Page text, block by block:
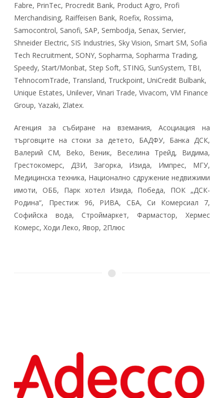
Fabre, PrinTec, Procredit Bank, Product Agro, Profi
Merchandising, Raiffeisen Bank, Roefix, Rossima,
Samocontrol, Sanofi, SAP, Sembodja, Senax, Servier,
Shneider Electric, SIS Industries, Sky Vision, Smart SM, Sofia
Tech Recruitment, SONY, Sopharma, Sopharma Trading,
Speedy, Start/Monbat, Step Soft, STING, SunSystem, TBI,
TehnocomTrade, Transland, Truckpoint, UniCredit Bulbank,
Unique Estates, Unilever, Vinari Trade, Vivacom, VM Finance
Group, Yazaki, Zlatex.
Агенция за събиране на вземания, Асоциация на
търговците на стоки за детето, БАДФУ, Банка ДСК,
Валерий СМ, Beko, Веник, Веселина Трейд, Видима,
Грестокомерс, ДЗИ, Загорка, Изида, Импрес, МГУ,
Медицинска техника, Национално сдружение недвижими
имоти, ОББ, Парк хотел Изида, Победа, ПОК „ДСК-
Родина“, Престиж 96, РИВА, СБА, Си Комерсиал 7,
Софийска вода, Строймаркет, Фармастор, Хермес
Комерс, Ходи Леко, Явор, 2Плюс